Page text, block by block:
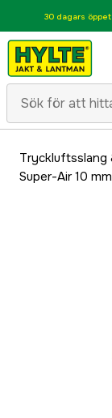
30 dagars
Tryckluftsslang
Super-Air 10